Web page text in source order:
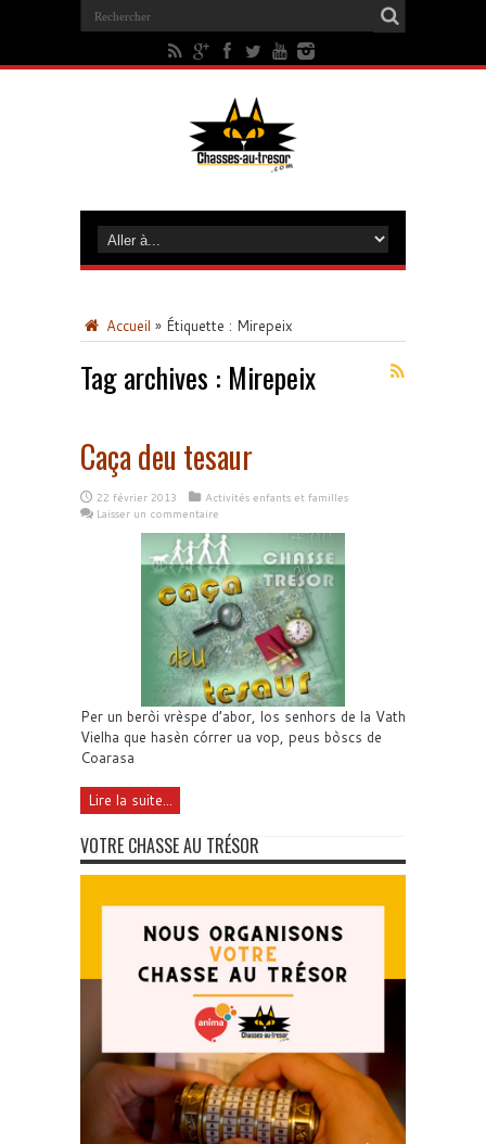
Accueil » Étiquette : Mirepeix
Tag archives : Mirepeix
Caça deu tesaur
22 février 2013
Activités enfants et familles
Laisser un commentaire
Per un beròi vrèspe d’abor, los senhors de la Vath
Vielha que hasèn córrer ua vop, peus bòscs de
Coarasa
Lire la suite...
VOTRE CHASSE AU TRÉSOR